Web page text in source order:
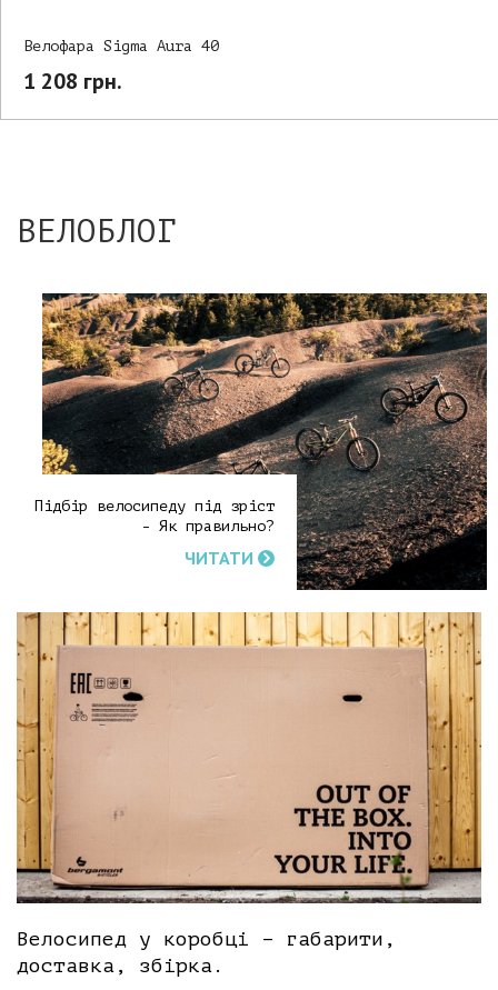
Велофара Sigma Aura 40
1 208 грн.
ВЕЛОБЛОГ
Підбір велосипеду під зріст
- Як правильно?
ЧИТАТИ
Велосипед у коробці – габарити,
доставка, збірка.